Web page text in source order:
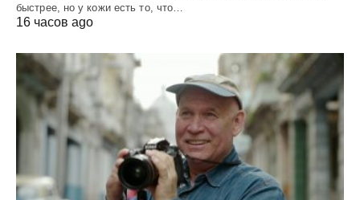
быстрее, но у кожи есть то, что…
16 часов ago